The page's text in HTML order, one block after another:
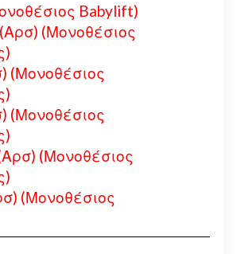
Babylift)
(Μονοθέσιος
(Μονοθέσιος
(Μονοθέσιος
(Μονοθέσιος
(Μονοθέσιος